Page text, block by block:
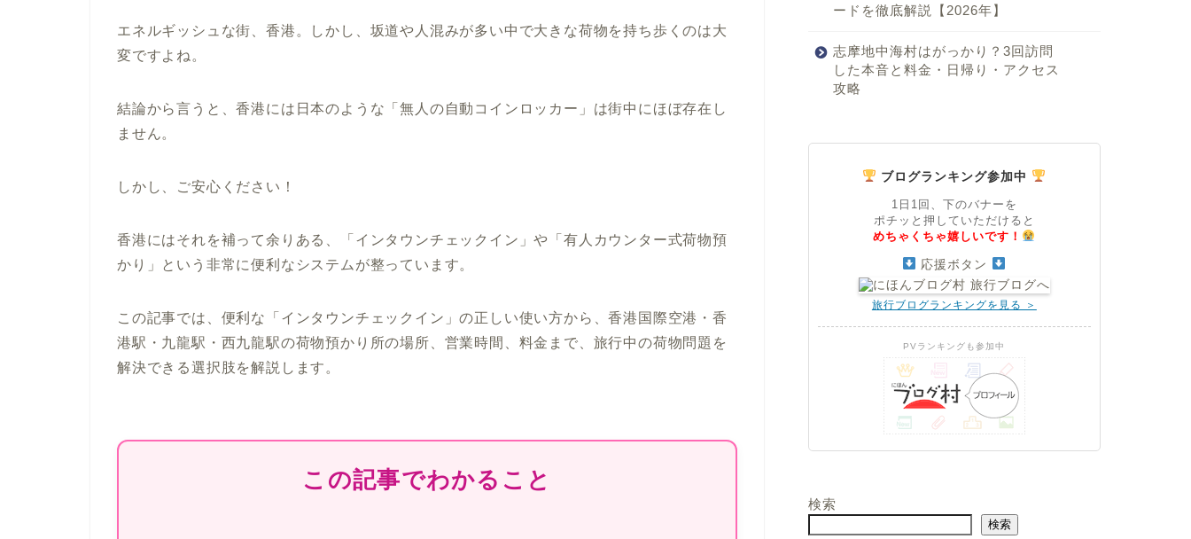
エネルギッシュな街、香港。しかし、坂道や人混みが多い中で大きな荷物を持ち歩くのは大
変ですよね。
結論から言うと、香港には日本のような「無人の自動コインロッカー」は街中にほぼ存在し
ません。
しかし、ご安心ください！
香港にはそれを補って余りある、
「インタウンチェックイン」や「有人カウンター式荷物預
かり」という非常に便利なシステム が整っています。
この記事では、便利な 「インタウンチェックイン」の正しい使い方から、香港国際空港・香
港駅・九龍駅・西九龍駅の荷物預かり所の場所、営業時間、料金まで、旅行中の荷物問題を
解決できる選択肢を解説します。
この記事でわかること
ードを徹底解説【2026年】
志摩地中海村はがっかり？3回訪問
した本音と料金・日帰り・アクセス
攻略
ブログランキング参加中
1日1回、下のバナーを
ポチッと押していただけると
めちゃくちゃ嬉しいです！
応援ボタン
旅行ブログランキングを見る ＞
PVランキングも参加中
検索
検索